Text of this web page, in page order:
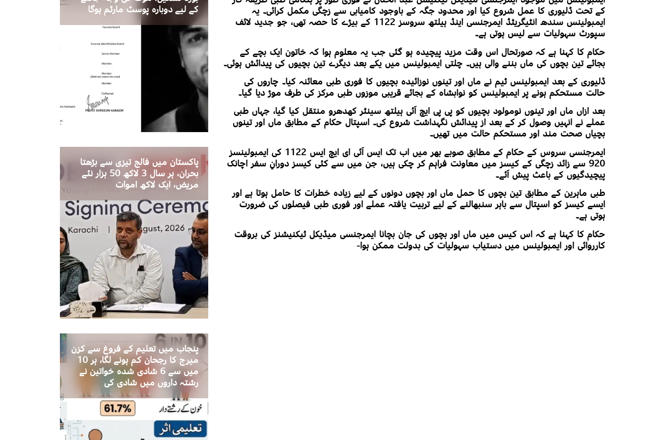
کے تحت ڈلیوری کا عمل شروع کیا اور محدود جگہ کے باوجود کامیابی سے زچگی مکمل کرائی۔ یہ
ایمبولینس سندھ انٹیگریٹڈ ایمرجنسی اینڈ ہیلتھ سروسز 1122 کے بیڑے کا حصہ تھی، جو جدید لائف
سپورٹ سہولیات سے لیس ہوتی ہے۔
حکام کا کہنا ہے کہ صورتحال اس وقت مزید پیچیدہ ہو گئی جب یہ معلوم ہوا کہ خاتون ایک بچے کے
بجائے تین بچوں کی ماں بننے والی ہیں۔ چلتی ایمبولینس میں یکے بعد دیگرے تین بچیوں کی پیدائش ہوئی۔
ڈلیوری کے بعد ایمبولینس ٹیم نے ماں اور تینوں نوزائیدہ بچیوں کا فوری طبی معائنہ کیا۔ چاروں کی
حالت مستحکم ہونے پر ایمبولینس کو نوابشاہ کے بجائے قریبی موزوں طبی مرکز کی طرف موڑ دیا گیا۔
بعد ازاں ماں اور تینوں نومولود بچیوں کو پی پی ایچ آئی ہیلتھ سینٹر کھدھرو منتقل کیا گیا، جہاں طبی
عملے نے انہیں وصول کر کے بعد از پیدائش نگہداشت شروع کی۔ اسپتال حکام کے مطابق ماں اور تینوں
بچیاں صحت مند اور مستحکم حالت میں تھیں۔
ایمرجنسی سروس کے حکام کے مطابق صوبے بھر میں اب تک ایس آئی ای ایچ ایس 1122 کی ایمبولینسز
920 سے زائد زچگی کے کیسز میں معاونت فراہم کر چکی ہیں، جن میں سے کئی کیسز دورانِ سفر اچانک
پیچیدگیوں کے باعث پیش آئے۔
طبی ماہرین کے مطابق تین بچوں کا حمل ماں اور بچوں دونوں کے لیے زیادہ خطرات کا حامل ہوتا ہے اور
ایسے کیسز کو اسپتال سے باہر سنبھالنے کے لیے تربیت یافتہ عملے اور فوری طبی فیصلوں کی ضرورت
ہوتی ہے۔
حکام کا کہنا ہے کہ اس کیس میں ماں اور بچوں کی جان بچانا ایمرجنسی میڈیکل ٹیکنیشنز کی بروقت
کارروائی اور ایمبولینس میں دستیاب سہولیات کی بدولت ممکن ہوا-
کے لیے دوبارہ پوسٹ مارٹم ہوگا
پاکستان میں فالج تیزی سے بڑھتا
بحران، ہر سال 3 لاکھ 50 ہزار نئے
مریض، ایک لاکھ اموات
پنجاب میں تعلیم کے فروغ سے کزن
میرج کا رجحان کم ہونے لگا، ہر 10
میں سے 6 شادی شدہ خواتین نے
رشتہ داروں میں شادی کی